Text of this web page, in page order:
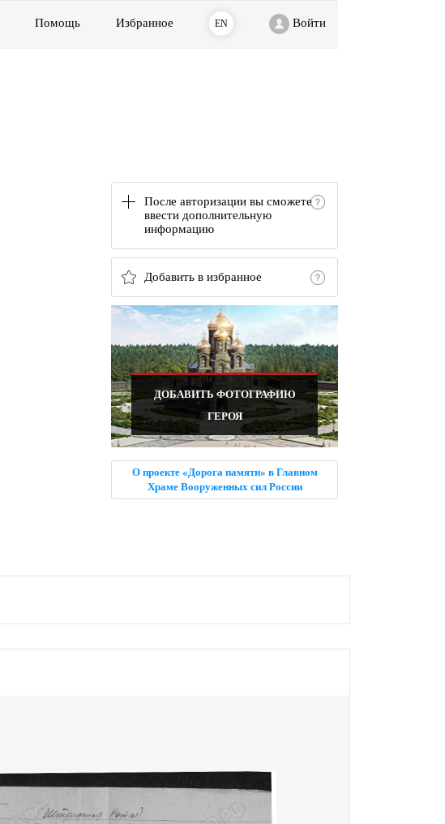
Помощь Избранное EN Войти
После авторизации вы сможете
ввести дополнительную
информацию
Добавить в избранное
ДОБАВИТЬ ФОТОГРАФИЮ
ГЕРОЯ
О проекте «Дорога памяти» в Главном
Храме Вооруженных сил России